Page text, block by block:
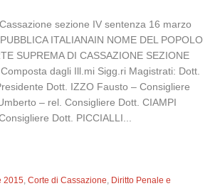
sezione IV sentenza 16 marzo
ITALIANAIN NOME DEL POPOLO
SUPREMA DI CASSAZIONE SEZIONE
dagli Ill.mi Sigg.ri Magistrati: Dott.
Dott. IZZO Fausto – Consigliere
– rel. Consigliere Dott. CIAMPI
Dott. PICCIALLI...
2015,Corte di Cassazione, Diritto Penale e